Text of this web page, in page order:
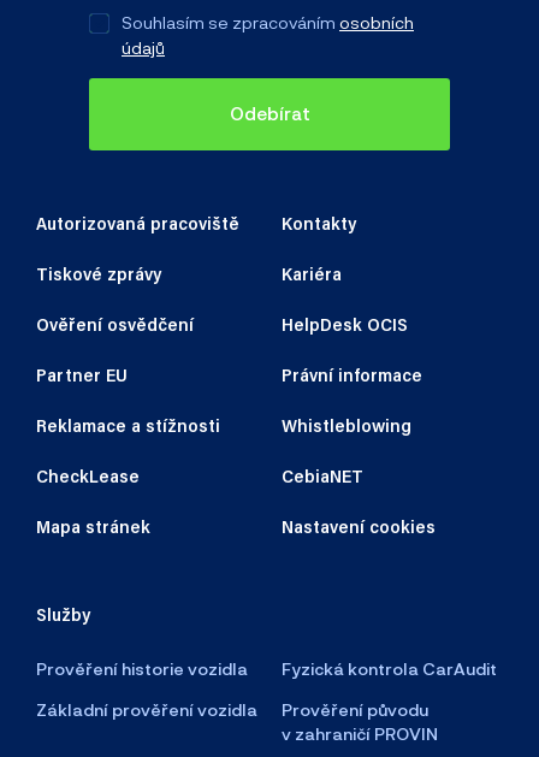
Autorizovaná pracoviště Kontakty
Tiskové zprávy Kariéra
Ověření osvědčení HelpDesk OCIS
Partner EU Právní informace
Reklamace a stížnosti Whistleblowing
CheckLease CebiaNET
Mapa stránek Nastavení cookies
Služby
Prověření historie vozidla
Fyzická kontrola CarAudit
Základní prověření vozidla
Prověření původu
v zahraničí PROVIN
Souhlasím se zpracováním osobních
údajů
Odebírat